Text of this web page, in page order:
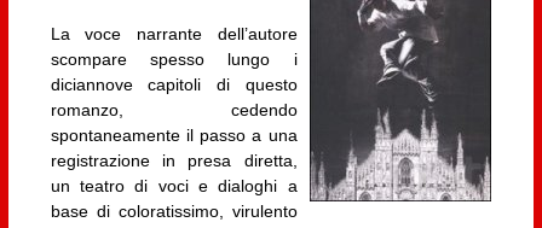
La voce narrante dell’autore
scompare spesso lungo i
diciannove capitoli di questo
romanzo, cedendo
spontaneamente il passo a una
registrazione in presa diretta,
un teatro di voci e dialoghi a
base di coloratissimo, virulento